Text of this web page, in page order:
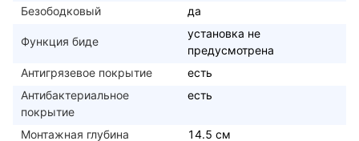
Безободковый
да
Функция биде
установка не
предусмотрена
Антигрязевое покрытие
есть
Антибактериальное
покрытие
есть
Монтажная глубина
14.5 см